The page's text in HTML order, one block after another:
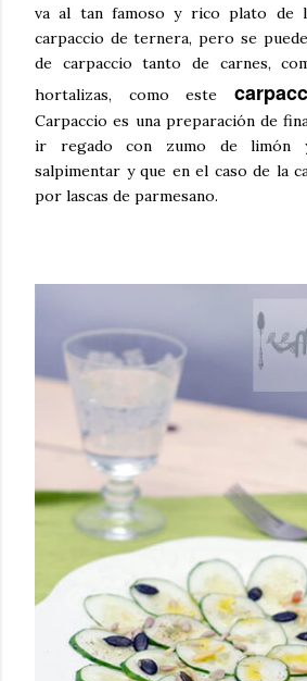
va al tan famoso y rico plato de
carpaccio de ternera, pero se
de carpaccio tanto de carnes,
hortalizas, como este
Carpaccio es una preparación de
ir regado con zumo de limón
salpimentar y que en el caso de la
por lascas de parmesano.